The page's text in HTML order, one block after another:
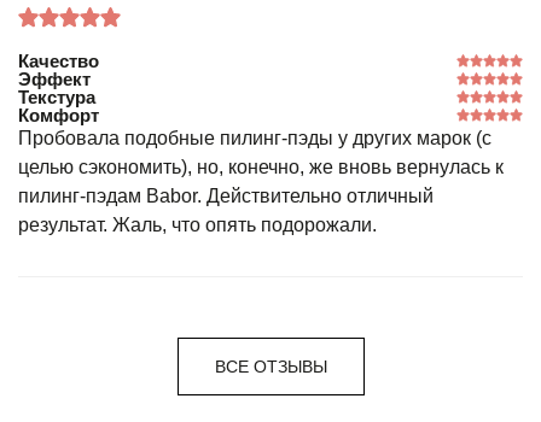
Качество
Эффект
Текстура
Комфорт
Пробовала подобные пилинг-пэды у других марок (с
целью сэкономить), но, конечно, же вновь вернулась к
пилинг-пэдам Babor. Действительно отличный
результат. Жаль, что опять подорожали.
ВСЕ ОТЗЫВЫ